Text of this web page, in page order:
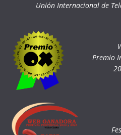
Unión Internacional de
Premio